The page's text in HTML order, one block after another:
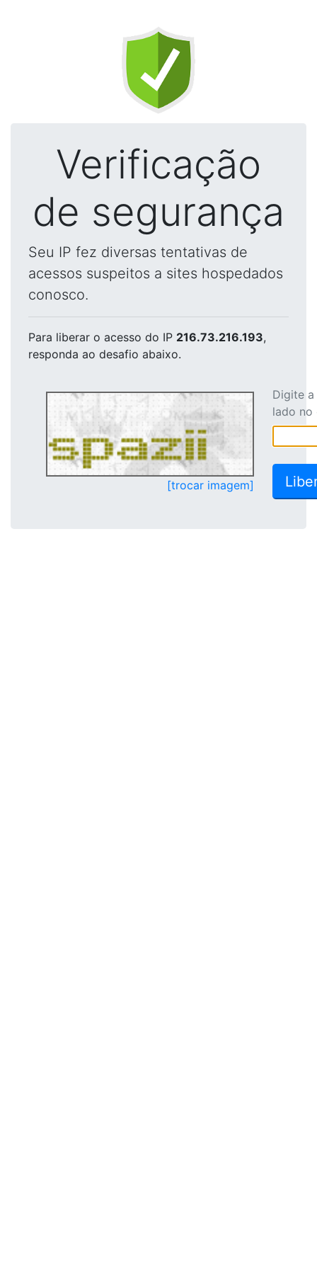
Verificação
de segurança
Seu IP fez diversas tentativas de
acessos suspeitos a sites hospedados
conosco.
Para liberar o acesso do IP 216.73.216.193,
responda ao desafio abaixo.
[trocar imagem]
Digite
lado no